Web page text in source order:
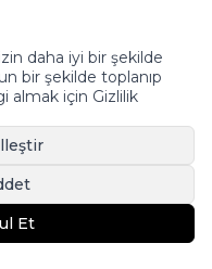
Omuz ve
çıkarmak en doğru
dar kesim trikolar ve
çok bol (oversize)
vurgulayan ürünlerimizi
daha iyi bir şekilde
bir şekilde toplanıp
almak için Gizlilik
Et